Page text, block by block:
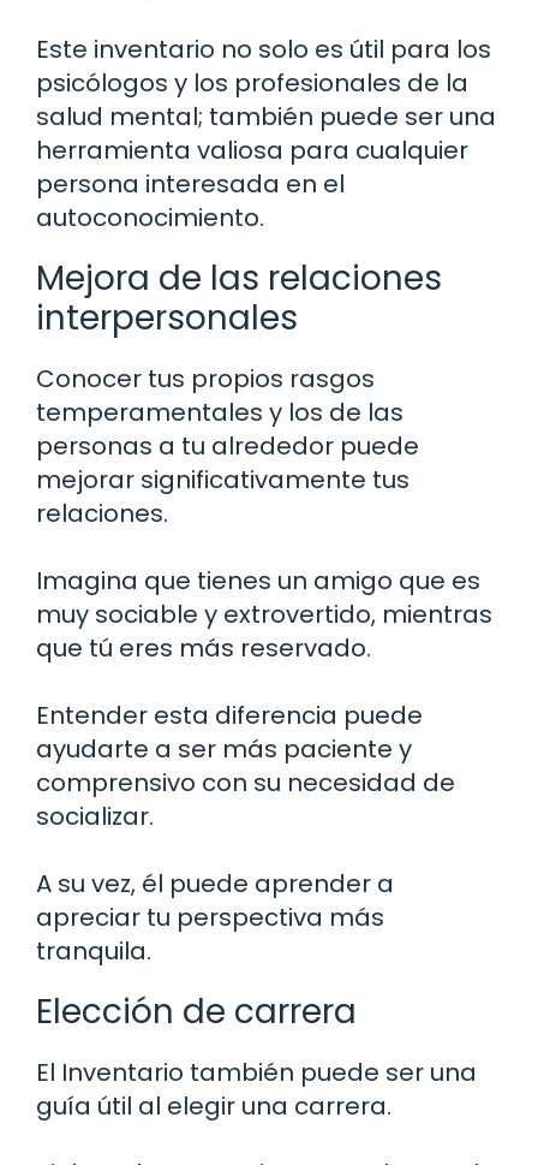
Este inventario no solo es útil para los
psicólogos y los profesionales de la
salud mental; también puede ser una
herramienta valiosa para cualquier
persona interesada en el
autoconocimiento.
Mejora de las relaciones
interpersonales
Conocer tus propios rasgos
temperamentales y los de las
personas a tu alrededor puede
mejorar significativamente tus
relaciones.
Imagina que tienes un amigo que es
muy sociable y extrovertido, mientras
que tú eres más reservado.
Entender esta diferencia puede
ayudarte a ser más paciente y
comprensivo con su necesidad de
socializar.
A su vez, él puede aprender a
apreciar tu perspectiva más
tranquila.
Elección de carrera
El Inventario también puede ser una
guía útil al elegir una carrera.